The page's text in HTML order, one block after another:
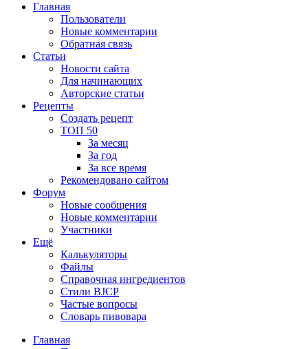
Главная
Пользователи
Новые комментарии
Обратная связь
Статьи
Новости сайта
Для начинающих
Авторские статьи
Рецепты
Создать рецепт
ТОП 50
За месяц
За год
За все время
Рекомендовано сайтом
Форум
Новые сообщения
Новые комментарии
Участники
Ещё
Калькуляторы
Файлы
Справочная ингредиентов
Стили BJCP
Частые вопросы
Словарь пивовара
Главная